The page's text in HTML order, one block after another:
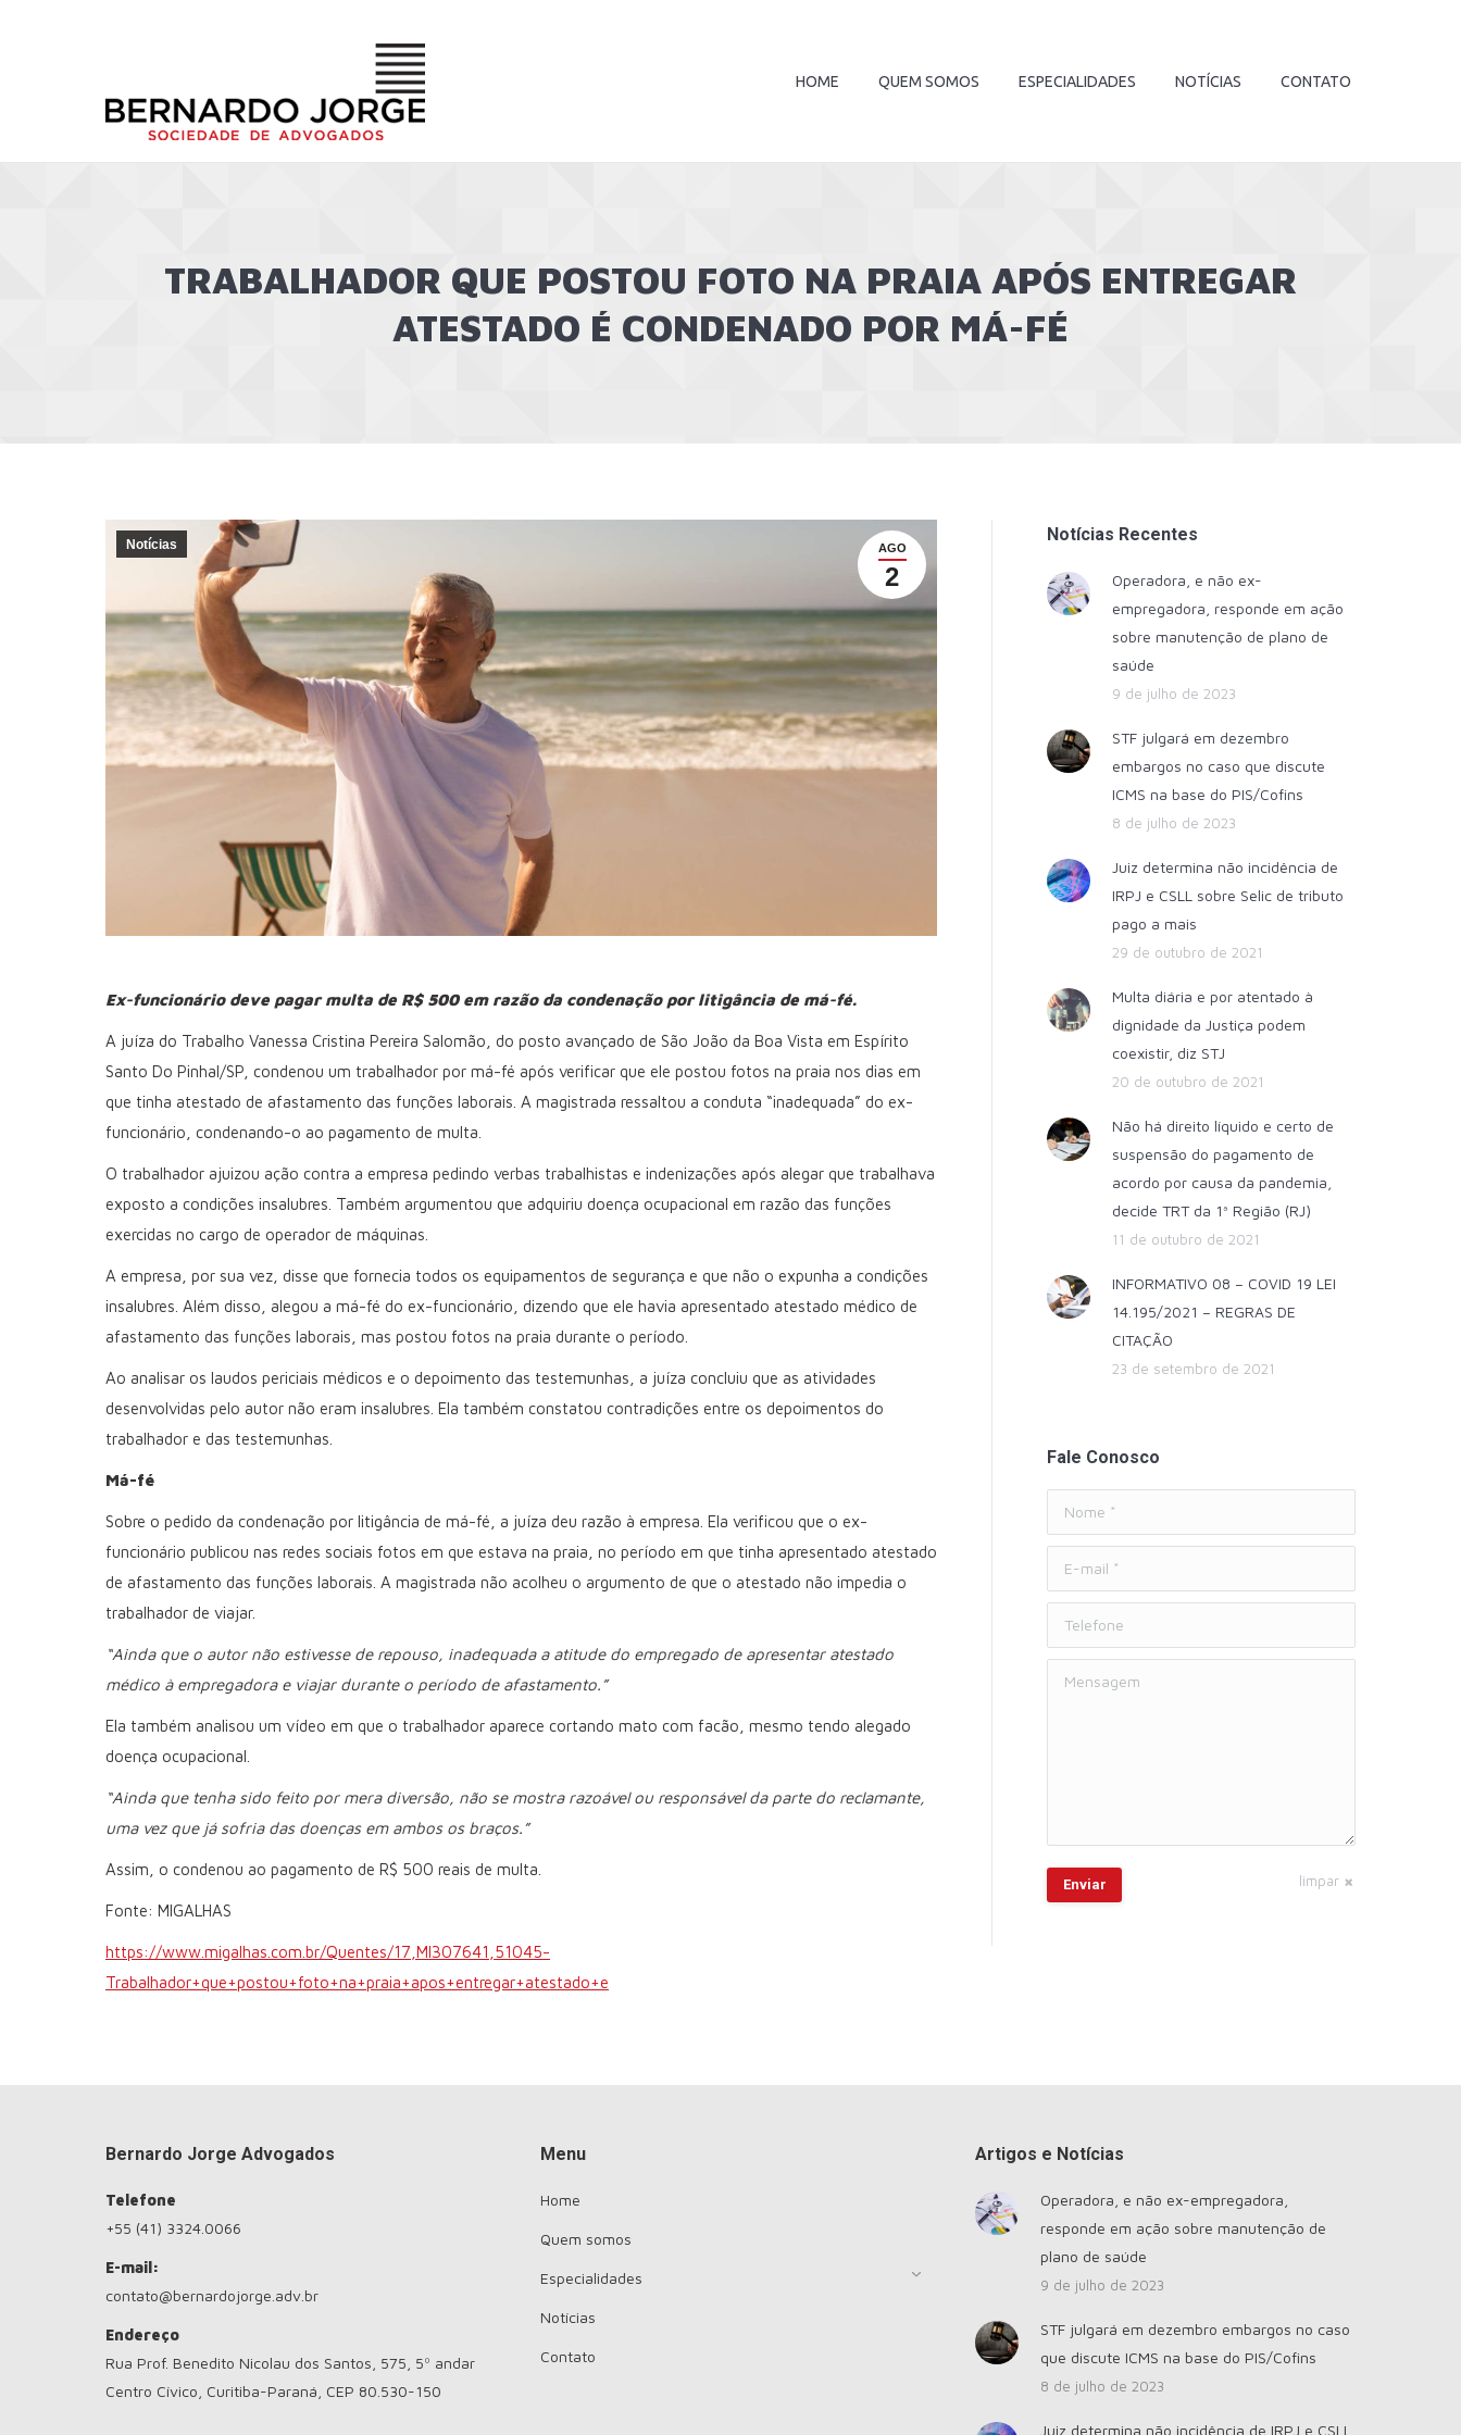
HOME QUEM SOMOS ESPECIALIDADES NOTÍCIAS CONTATO
TRABALHADOR QUE POSTOU FOTO NA PRAIA APÓS ENTREGAR
ATESTADO É CONDENADO POR MÁ-FÉ
AGO
2
Notícias
Ex-funcionário deve pagar multa de R$ 500 em razão da condenação por litigância de má-fé.
A juíza do Trabalho Vanessa Cristina Pereira Salomão, do posto avançado de São João da Boa Vista em Espírito
Santo Do Pinhal/SP, condenou um trabalhador por má-fé após verificar que ele postou fotos na praia nos dias em
que tinha atestado de afastamento das funções laborais. A magistrada ressaltou a conduta “inadequada” do ex-
funcionário, condenando-o ao pagamento de multa.
O trabalhador ajuizou ação contra a empresa pedindo verbas trabalhistas e indenizações após alegar que trabalhava
exposto a condições insalubres. Também argumentou que adquiriu doença ocupacional em razão das funções
exercidas no cargo de operador de máquinas.
A empresa, por sua vez, disse que fornecia todos os equipamentos de segurança e que não o expunha a condições
insalubres. Além disso, alegou a má-fé do ex-funcionário, dizendo que ele havia apresentado atestado médico de
afastamento das funções laborais, mas postou fotos na praia durante o período.
Ao analisar os laudos periciais médicos e o depoimento das testemunhas, a juíza concluiu que as atividades
desenvolvidas pelo autor não eram insalubres. Ela também constatou contradições entre os depoimentos do
trabalhador e das testemunhas.
Má-fé
Sobre o pedido da condenação por litigância de má-fé, a juíza deu razão à empresa. Ela verificou que o ex-
funcionário publicou nas redes sociais fotos em que estava na praia, no período em que tinha apresentado atestado
de afastamento das funções laborais. A magistrada não acolheu o argumento de que o atestado não impedia o
trabalhador de viajar.
“Ainda que o autor não estivesse de repouso, inadequada a atitude do empregado de apresentar atestado
médico à empregadora e viajar durante o período de afastamento.”
Ela também analisou um vídeo em que o trabalhador aparece cortando mato com facão, mesmo tendo alegado
doença ocupacional.
“Ainda que tenha sido feito por mera diversão, não se mostra razoável ou responsável da parte do reclamante,
uma vez que já sofria das doenças em ambos os braços.”
Assim, o condenou ao pagamento de R$ 500 reais de multa.
Fonte: MIGALHAS
https://www.migalhas.com.br/Quentes/17,MI307641,51045-
Trabalhador+que+postou+foto+na+praia+apos+entregar+atestado+e
Notícias Recentes
Operadora, e não ex-
empregadora, responde em ação
sobre manutenção de plano de
saúde
9 de julho de 2023
STF julgará em dezembro
embargos no caso que discute
ICMS na base do PIS/Cofins
8 de julho de 2023
Juiz determina não incidência de
IRPJ e CSLL sobre Selic de tributo
pago a mais
29 de outubro de 2021
Multa diária e por atentado à
dignidade da Justiça podem
coexistir, diz STJ
20 de outubro de 2021
Não há direito líquido e certo de
suspensão do pagamento de
acordo por causa da pandemia,
decide TRT da 1ª Região (RJ)
11 de outubro de 2021
INFORMATIVO 08 – COVID 19 LEI
14.195/2021 – REGRAS DE
CITAÇÃO
23 de setembro de 2021
Fale Conosco
Telefone
Enviar limpar
Bernardo Jorge Advogados
Telefone
+55 (41) 3324.0066
E-mail:
contato@bernardojorge.adv.br
Endereço
Rua Prof. Benedito Nicolau dos Santos, 575, 5º andar
Centro Cívico, Curitiba-Paraná, CEP 80.530-150
Menu
Home
Quem somos
Especialidades
Notícias
Contato
Artigos e Notícias
Operadora, e não ex-empregadora,
responde em ação sobre manutenção de
plano de saúde
9 de julho de 2023
STF julgará em dezembro embargos no caso
que discute ICMS na base do PIS/Cofins
8 de julho de 2023
Juiz determina não incidência de IRPJ e CSLL